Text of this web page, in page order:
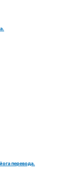
перевода.